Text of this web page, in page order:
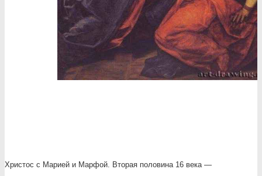
Христос с Марией и Марфой. Вторая половина 16 века —